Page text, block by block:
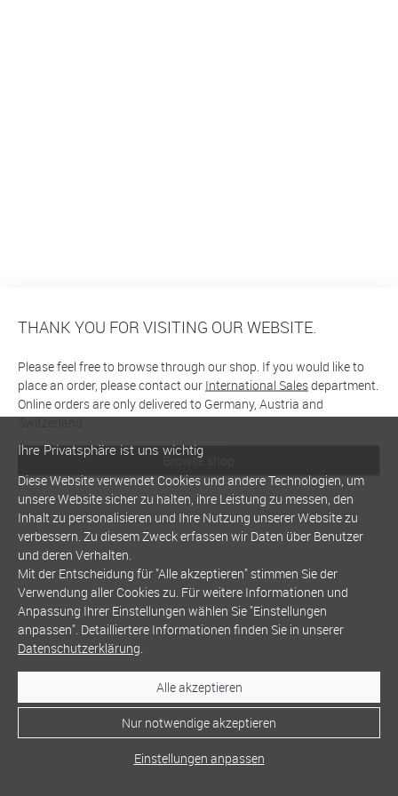
THANK YOU FOR VISITING OUR WEBSITE.
Please feel free to browse through our shop. If you would like to
place an order, please contact our International Salesdepartment.
Online orders are only delivered to Germany, Austria and
Switzerland
Browse shop
Ihre Privatsphäre ist uns wichtig
Diese Website verwendet Cookies und andere Technologien, um
unsere Website sicher zu halten, ihre Leistung zu messen, den
Inhalt zu personalisieren und Ihre Nutzung unserer Website zu
verbessern. Zu diesem Zweck erfassen wir Daten über Benutzer
und deren Verhalten.
Mit der Entscheidung für "Alle akzeptieren" stimmen Sie der
Verwendung aller Cookies zu. Für weitere Informationen und
Anpassung Ihrer Einstellungen wählen Sie "Einstellungen
anpassen". Detailliertere Informationen finden Sie in unserer
Datenschutzerklärung.
Alle akzeptieren
Nur notwendige akzeptieren
Einstellungen anpassen